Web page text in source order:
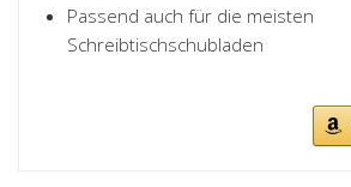
Passend auch für die meisten
Schreibtischschubladen